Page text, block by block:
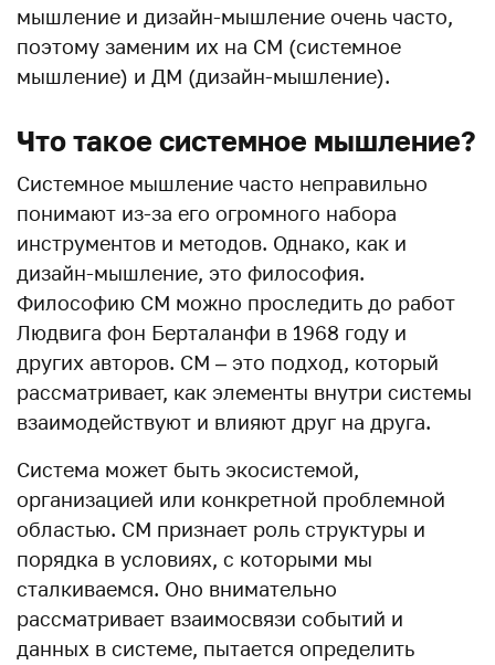
мышление и дизайн-мышление очень часто,
поэтому заменим их на СМ (системное
мышление) и ДМ (дизайн-мышление).
Что такое системное мышление?
Системное мышление часто неправильно
понимают из-за его огромного набора
инструментов и методов. Однако, как и
дизайн-мышление, это философия.
Философию СМ можно проследить до работ
Людвига фон Берталанфи в 1968 году и
других авторов. СМ – это подход, который
рассматривает, как элементы внутри системы
взаимодействуют и влияют друг на друга.
Система может быть экосистемой,
организацией или конкретной проблемной
областью. СМ признает роль структуры и
порядка в условиях, с которыми мы
сталкиваемся. Оно внимательно
рассматривает взаимосвязи событий и
данных в системе, пытается определить